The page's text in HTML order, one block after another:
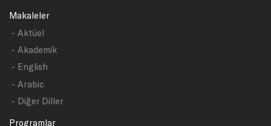
Makaleler
- Aktüel
- Akademik
- English
- Arabic
- Diğer Diller
Programlar